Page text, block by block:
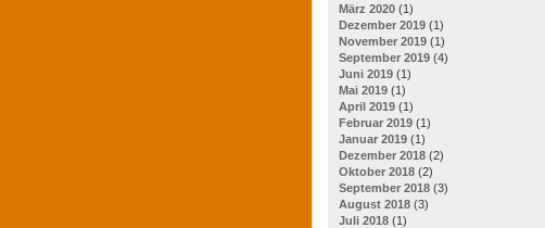
März 2020 (1)
Dezember 2019 (1)
November 2019 (1)
September 2019 (4)
Juni 2019 (1)
Mai 2019 (1)
April 2019 (1)
Februar 2019 (1)
Januar 2019 (1)
Dezember 2018 (2)
Oktober 2018 (2)
September 2018 (3)
August 2018 (3)
Juli 2018 (1)